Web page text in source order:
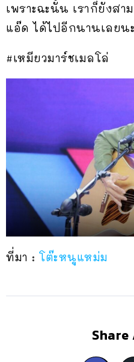
เพราะฉะนั้น เราก็ยังส
แอ๊ด ได้ไปอีกนานเลยน
#เหมียวมาร์ชเมลโล่
ที่มา : โต๊ะหนูแหม่ม